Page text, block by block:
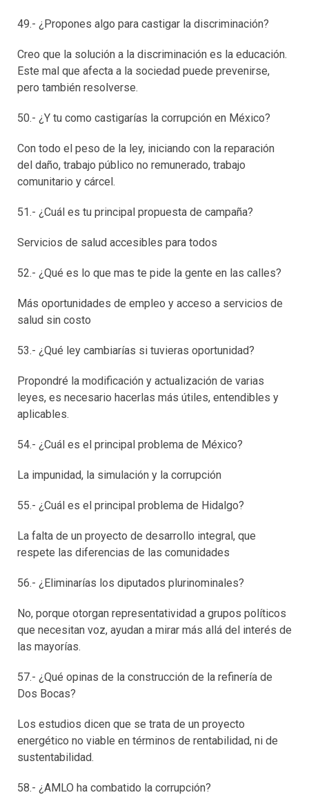
49.- ¿Propones algo para castigar la discriminación?
Creo que la solución a la discriminación es la educación.
Este mal que afecta a la sociedad puede prevenirse,
pero también resolverse.
50.- ¿Y tu como castigarías la corrupción en México?
Con todo el peso de la ley, iniciando con la reparación
del daño, trabajo público no remunerado, trabajo
comunitario y cárcel.
51.- ¿Cuál es tu principal propuesta de campaña?
Servicios de salud accesibles para todos
52.- ¿Qué es lo que mas te pide la gente en las calles?
Más oportunidades de empleo y acceso a servicios de
salud sin costo
53.- ¿Qué ley cambiarías si tuvieras oportunidad?
Propondré la modificación y actualización de varias
leyes, es necesario hacerlas más útiles, entendibles y
aplicables.
54.- ¿Cuál es el principal problema de México?
La impunidad, la simulación y la corrupción
55.- ¿Cuál es el principal problema de Hidalgo?
La falta de un proyecto de desarrollo integral, que
respete las diferencias de las comunidades
56.- ¿Eliminarías los diputados plurinominales?
No, porque otorgan representatividad a grupos políticos
que necesitan voz, ayudan a mirar más allá del interés de
las mayorías.
57.- ¿Qué opinas de la construcción de la refinería de
Dos Bocas?
Los estudios dicen que se trata de un proyecto
energético no viable en términos de rentabilidad, ni de
sustentabilidad.
58.- ¿AMLO ha combatido la corrupción?